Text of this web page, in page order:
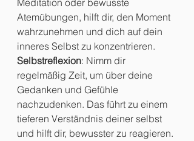
Meditation oder bewusste
Atemübungen, hilft dir, den Moment
wahrzunehmen und dich auf dein
inneres Selbst zu konzentrieren.
Selbstreflexion: Nimm dir
regelmäßig Zeit, um über deine
Gedanken und Gefühle
nachzudenken. Das führt zu einem
tieferen Verständnis deiner selbst
und hilft dir, bewusster zu reagieren.